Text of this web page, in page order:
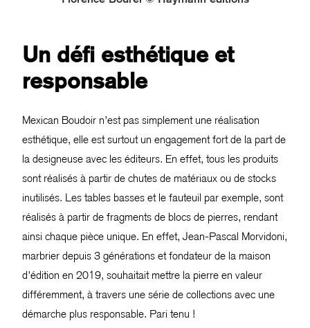
Un défi esthétique et
responsable
Mexican Boudoir n’est pas simplement une réalisation
esthétique, elle est surtout un engagement fort de la part de
la designeuse avec les éditeurs. En effet, tous les produits
sont réalisés à partir de chutes de matériaux ou de stocks
inutilisés. Les tables basses et le fauteuil par exemple, sont
réalisés à partir de fragments de blocs de pierres, rendant
ainsi chaque pièce unique. En effet, Jean-Pascal Morvidoni,
marbrier depuis 3 générations et fondateur de la maison
d’édition en 2019, souhaitait mettre la pierre en valeur
différemment, à travers une série de collections avec une
démarche plus responsable. Pari tenu !